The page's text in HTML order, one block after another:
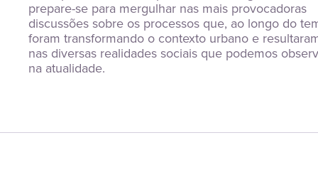
prepare-se para mergulhar nas mais provocadoras
discussões sobre os processos que, ao longo do
foram transformando o contexto urbano e
nas diversas realidades sociais que podemos
na atualidade.